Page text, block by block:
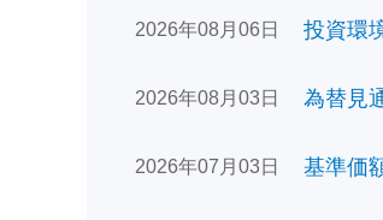
2026年08月06日 投資環
2026年08月03日 為替見
2026年07月03日 基準価